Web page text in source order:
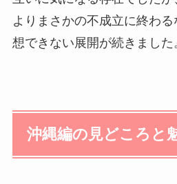
よりまさかの不成立に終わ
想できない展開が続きました
沖縄編の見どころと